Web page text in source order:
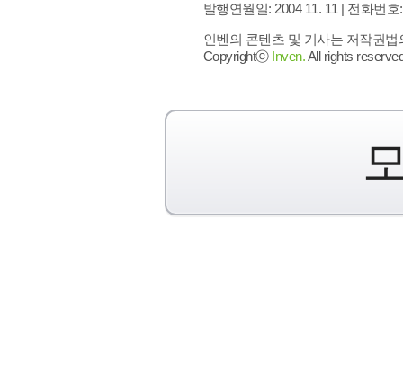
발행연월일: 2004 11. 11 | 전화번호
인벤의 콘텐츠 및 기사는 저작권
Copyrightⓒ Inven.All rights